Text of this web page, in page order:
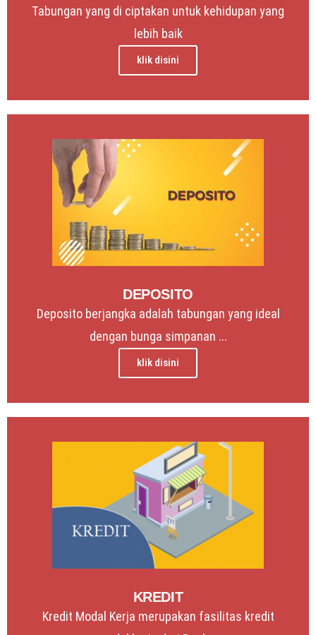
Tabungan yang di ciptakan untuk kehidupan yang
lebih baik
klik disini
DEPOSITO
Deposito berjangka adalah tabungan yang ideal
dengan bunga simpanan ...
klik disini
KREDIT
Kredit Modal Kerja merupakan fasilitas kredit